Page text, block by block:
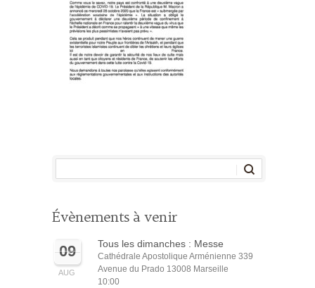
Évènements à venir
09
AUG
Tous les dimanches : Messe
Cathédrale Apostolique Arménienne 339
Avenue du Prado 13008 Marseille
10:00